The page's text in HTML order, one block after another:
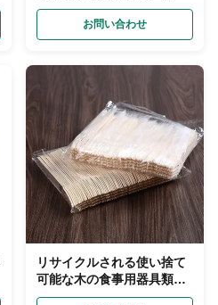
解性の頑丈置く
お問い合わせ
リサイクルされる使い捨て
可能な木の食事用器具類無
漂白は置いた生物分解性の